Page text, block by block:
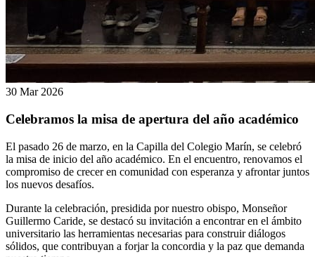
30 Mar 2026
Celebramos la misa de apertura del año académico
El pasado 26 de marzo, en la Capilla del Colegio Marín, se celebró
la misa de inicio del año académico. En el encuentro, renovamos el
compromiso de crecer en comunidad con esperanza y afrontar juntos
los nuevos desafíos.
Durante la celebración, presidida por nuestro obispo, Monseñor
Guillermo Caride, se destacó su invitación a encontrar en el ámbito
universitario las herramientas necesarias para construir diálogos
sólidos, que contribuyan a forjar la concordia y la paz que demanda